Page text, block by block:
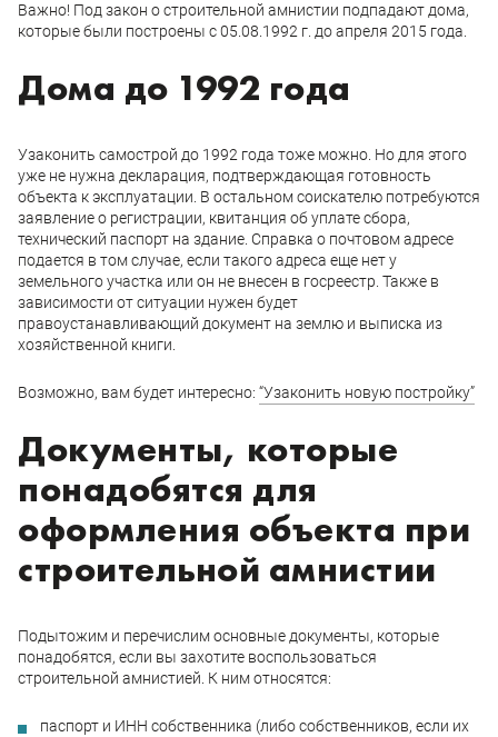
Важно! Под закон о строительной амнистии подпадают дома,
которые были построены с 05.08.1992 г. до апреля 2015 года.
Дома до 1992 года
Узаконить самострой до 1992 года тоже можно. Но для этого
уже не нужна декларация, подтверждающая готовность
объекта к эксплуатации. В остальном соискателю потребуются
заявление о регистрации, квитанция об уплате сбора,
технический паспорт на здание. Справка о почтовом адресе
подается в том случае, если такого адреса еще нет у
земельного участка или он не внесен в госреестр. Также в
зависимости от ситуации нужен будет
правоустанавливающий документ на землю и выписка из
хозяйственной книги.
Возможно, вам будет интересно: “Узаконить новую постройку”
Документы, которые
понадобятся для
оформления объекта при
строительной амнистии
Подытожим и перечислим основные документы, которые
понадобятся, если вы захотите воспользоваться
строительной амнистией. К ним относятся:
паспорт и ИНН собственника (либо собственников, если их